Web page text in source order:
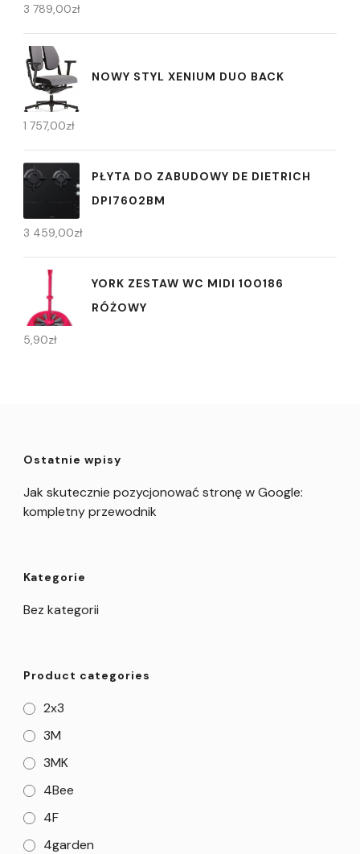
3 789,00zł
NOWY STYL XENIUM DUO BACK
1 757,00zł
PŁYTA DO ZABUDOWY DE DIETRICH
DPI7602BM
3 459,00zł
YORK ZESTAW WC MIDI 100186
RÓŻOWY
5,90zł
Ostatnie wpisy
Jak skutecznie pozycjonować stronę w Google:
kompletny przewodnik
Kategorie
Bez kategorii
Product categories
2x3
3M
3MK
4Bee
4F
4garden